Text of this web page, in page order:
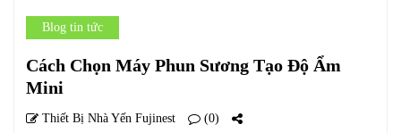
Blog tin tức
Cách Chọn Máy Phun Sương Tạo Độ Ẩm
Mini
Thiết Bị Nhà Yến Fujinest (0)